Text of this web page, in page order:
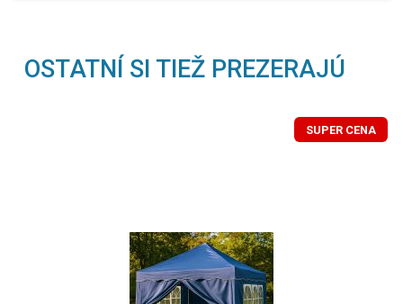
OSTATNÍ SI TIEŽ PREZERAJÚ
SUPER CENA